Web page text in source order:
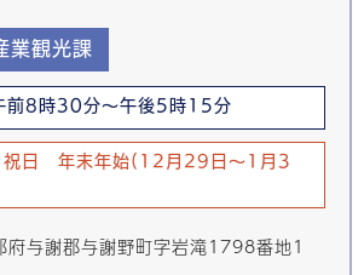
業観光課
前8時30分～午後5時15分
、祝日 年末年始(12月29日～1月3
与謝郡与謝野町字岩滝1798番地1